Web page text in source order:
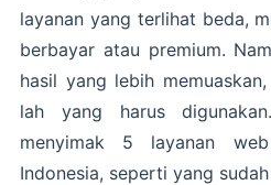
layanan yang terlihat beda,
berbayar atau premium.
hasil yang lebih
lah yang harus
menyimak 5 layanan
Indonesia, seperti yang